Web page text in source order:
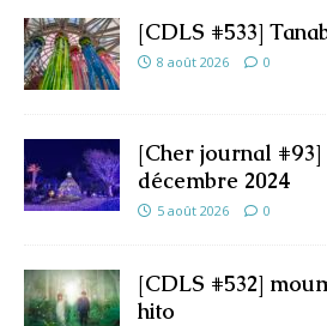
[CDLS #533]
8 août 2026 0
[Cher journal
décembre 2024
5 août 2026 0
[CDLS #532]
hito